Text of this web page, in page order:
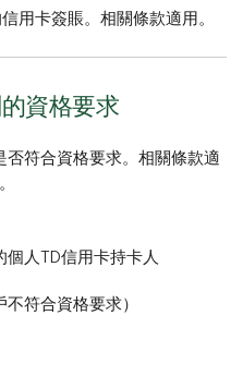
用卡簽賬。相關條款適用。
的資格要求
否符合資格要求。相關條款適
個人TD信用卡持卡人
符合資格要求）